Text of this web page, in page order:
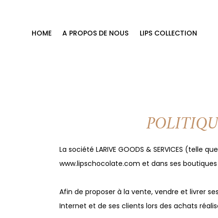
HOME A PROPOS DE NOUS LIPS COLLECTION
La société LARIVE GOODS & SERVICES
www.lipschocolate.com et dans ses
Afin de proposer à la vente, vendre et livrer
Internet et de ses clients lors des achats